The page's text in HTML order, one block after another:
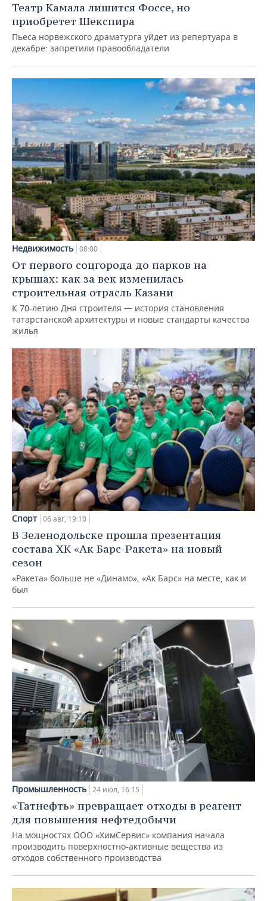
Театр Камала лишится Фоссе, но
приобретет Шекспира
Пьеса норвежского драматурга уйдет из репертуара в
декабре: запретили правообладатели
Недвижимость 08:00
От первого соцгорода до парков на
крышах: как за век изменилась
строительная отрасль Казани
К 70-летию Дня строителя — история становления
татарстанской архитектуры и новые стандарты качества
жилья
Спорт 06 авг, 19:10
В Зеленодольске прошла презентация
состава ХК «Ак Барс-Ракета» на новый
сезон
«Ракета» больше не «Динамо», «Ак Барс» на месте, как и
был
Промышленность 24 июл, 16:15
«Татнефть» превращает отходы в реагент
для повышения нефтедобычи
На мощностях ООО «ХимСервис» компания начала
производить поверхностно-активные вещества из
отходов собственного производства